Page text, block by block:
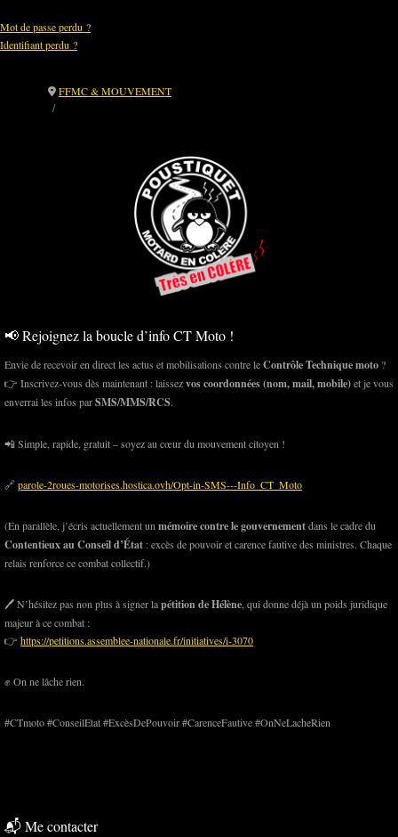
Mot de passe perdu ?
Identifiant perdu ?
FFMC & MOUVEMENT
📢 Rejoignez la boucle d’info CT Moto !
Envie de recevoir en direct les actus et mobilisations contre leContrôle Technique moto ?
👉 Inscrivez-vous dès maintenant : laissezvos coordonnées (nom, mail, mobile)et je vous
enverrai les infos parSMS/MMS/RCS.
📲 Simple, rapide, gratuit – soyez au cœur du mouvement citoyen !
🔗parole-2roues-motorises.hostica.ovh/Opt-in-SMS---Info_CT_Moto
(En parallèle, j’écris actuellement un mémoire contre le gouvernementdans le cadre du
Contentieux au Conseil d’État : excès de pouvoir et carence fautive des ministres. Chaque
relais renforce ce combat collectif.)
🖊️ N’hésitez pas non plus à signer lapétition de Hélène , qui donne déjà un poids juridique
majeur à ce combat :
👉 https://petitions.assemblee-nationale.fr/initiatives/i-3070
✊ On ne lâche rien.
#CTmoto #ConseilEtat #ExcèsDePouvoir #CarenceFautive #OnNeLacheRien
📬 Me contacter